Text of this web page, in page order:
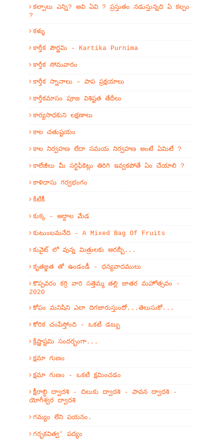
కల్పాలు ఎన్ని? అవి ఏవి ? ప్రస్తుతం నడుస్తున్నది ఏ కల్పం
?
కళ్ళు
కార్తీక పౌర్ణమి - Kartika Purnima
కార్తీక సోమవారం
కార్తీక స్నానాలు – పాప ప్రక్షయాలు
కార్తీకమాసం పూజ విశిష్టత తేదీలు
కార్యసాధకుని లక్షణాలు
కాల చతుష్టయం
కాల నిర్వహణ లేదా సమయ నిర్వహణ అంటే ఏమిటే ?
కాలేజీలు మీ సర్టిఫికెట్లు తిరిగి ఇవ్వకపోతే ఏం చేయాలి ?
కాళిదాసు గర్వభంగం
కిటికీ
కుక్క - అద్దాల మేడ
కుటుంబమనేది - A Mixed Bag Of Fruits
కువైట్ లో వున్న మిత్రులకు అరబ్బీ...
కృతజ్ఞత తో ఉండండీ - ధన్యవాదములు
కొప్పవరం కర్రి వారి సత్తెమ్మ తల్లి జాతర మహోత్సవం -
2020
కోపం మనిషిని ఎలా దిగజారుస్తుందో...తెలుసుకో...
కోరిక చంపేస్తోంది - ఒకటి డబ్బు
క్రిష్ణాష్టమి సందర్భంగా...
క్షమా గుణం
క్షమా గుణం - ఒకటి క్షమించడం
క్షీరాబ్ది ద్వాదశి - చిలుకు ద్వాదశి - పావన ద్వాదశి -
యోగీశ్వర ద్వాదశి
గమ్యం లేని పయనం.
గర్భకవిత్వ' పద్యం